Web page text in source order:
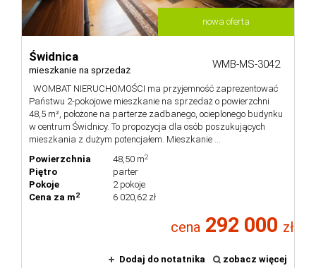
nowa oferta
Świdnica
mieszkanie na sprzedaż WMB-MS-3042
WOMBAT NIERUCHOMOŚCI ma przyjemność zaprezentować
Państwu 2-pokojowe mieszkanie na sprzedaż o powierzchni
48,5 m², położone na parterze zadbanego, ocieplonego budynku
w centrum Świdnicy. To propozycja dla osób poszukujących
mieszkania z dużym potencjałem. Mieszkanie ...
Powierzchnia
48,50 m2
Piętro
parter
Pokoje
2 pokoje
Cena za m2 6 020,62 zł
cena 292 000 zł
Dodaj do notatnika zobacz więcej